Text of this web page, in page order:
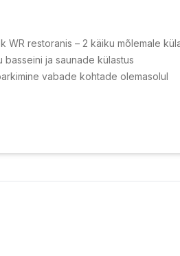
basseini ja saunade külastus
vabade kohtade olemasolul